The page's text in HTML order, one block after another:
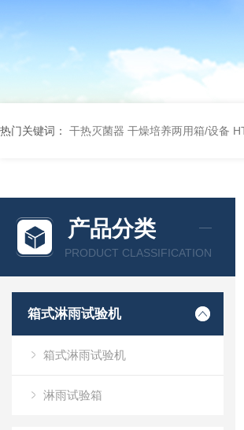
热门关键词： 干热灭菌器 干燥培养两用箱/设备
产品分类
PRODUCT CLASSIFICATION
箱式淋雨试验机
箱式淋雨试验机
淋雨试验箱